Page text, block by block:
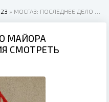
» МОСГАЗ: ПОСЛЕДНЕЕ ДЕЛО МАЙОРА ЧЕРКАСОВА (2023)
МАЙОРА
СМОТРЕТЬ